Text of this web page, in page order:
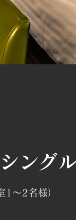
ング
1～2名様）